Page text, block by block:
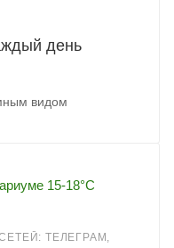
день
видом
ТЕЛЕГРАМ,